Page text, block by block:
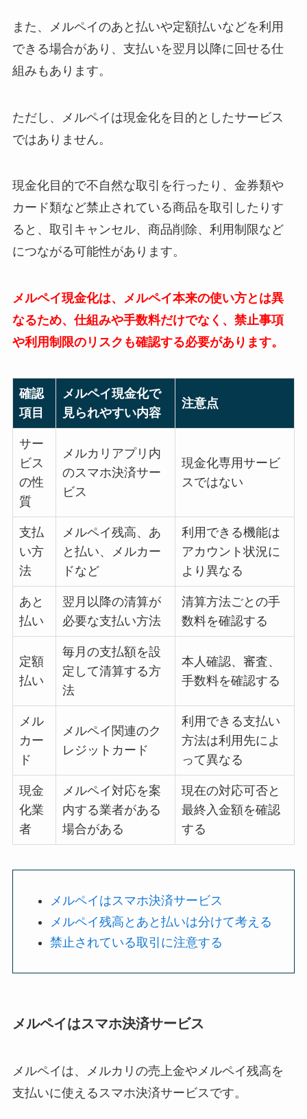
また、メルペイのあと払いや定額払いなどを利用
できる場合があり、支払いを翌月以降に回せる仕
組みもあります。
ただし、メルペイは現金化を目的としたサービス
ではありません。
現金化目的で不自然な取引を行ったり、金券類や
カード類など禁止されている商品を取引したりす
ると、取引キャンセル、商品削除、利用制限など
につながる可能性があります。
メルペイ現金化は、メルペイ本来の使い方とは異
なるため、仕組みや手数料だけでなく、禁止事項
や利用制限のリスクも確認する必要があります。
確認
項目
メルペイ現金化で
見られやすい内容
注意点
サー
ビス
の性
質
メルカリアプリ内
のスマホ決済サー
ビス
現金化専用サービ
スではない
支払
い方
法
メルペイ残高、あ
と払い、メルカー
ドなど
利用できる機能は
アカウント状況に
より異なる
あと
払い
翌月以降の清算が
必要な支払い方法
清算方法ごとの手
数料を確認する
定額
払い
毎月の支払額を設
定して清算する方
法
本人確認、審査、
手数料を確認する
メル
カー
ド
メルペイ関連のク
レジットカード
利用できる支払い
方法は利用先によ
って異なる
現金
化業
者
メルペイ対応を案
内する業者がある
場合がある
現在の対応可否と
最終入金額を確認
する
メルペイはスマホ決済サービス
メルペイ残高とあと払いは分けて考える
禁止されている取引に注意する
メルペイはスマホ決済サービス
メルペイは、メルカリの売上金やメルペイ残高を
支払いに使えるスマホ決済サービスです。